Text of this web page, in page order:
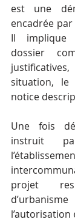
est une
encadrée par
Il implique
dossier
situation,
notice
Une fois
instruit
projet
l’autorisation